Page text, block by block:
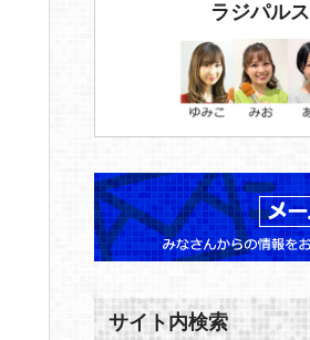
ラジパルス
サイト内検索